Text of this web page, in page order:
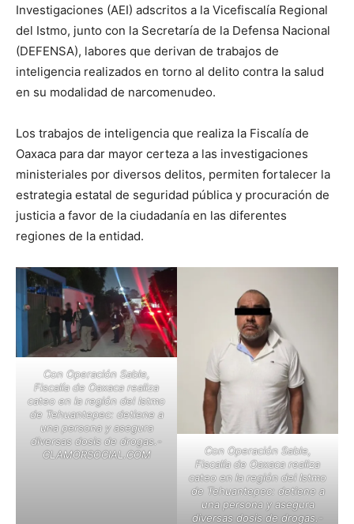
Investigaciones (AEI) adscritos a la Vicefiscalía Regional
del Istmo, junto con la Secretaría de la Defensa Nacional
(DEFENSA), labores que derivan de trabajos de
inteligencia realizados en torno al delito contra la salud
en su modalidad de narcomenudeo.
Los trabajos de inteligencia que realiza la Fiscalía de
Oaxaca para dar mayor certeza a las investigaciones
ministeriales por diversos delitos, permiten fortalecer la
estrategia estatal de seguridad pública y procuración de
justicia a favor de la ciudadanía en las diferentes
regiones de la entidad.
Con Operación Sable,
Fiscalía de Oaxaca realiza
cateo en la región del Istmo
de Tehuantepec: detiene a
una persona y asegura
diversas dosis de drogas.-
CLAMORSOCIAL.COM
Con Operación Sable,
Fiscalía de Oaxaca realiza
cateo en la región del Istmo
de Tehuantepec: detiene a
una persona y asegura
diversas dosis de drogas.-